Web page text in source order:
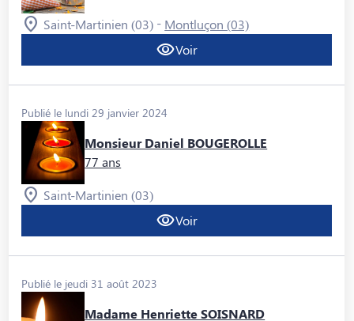
Saint-Martinien (03) - Montluçon (03)
Voir
Publié le lundi 29 janvier 2024
Monsieur Daniel BOUGEROLLE
77 ans
Saint-Martinien (03)
Voir
Publié le jeudi 31 août 2023
Madame Henriette SOISNARD